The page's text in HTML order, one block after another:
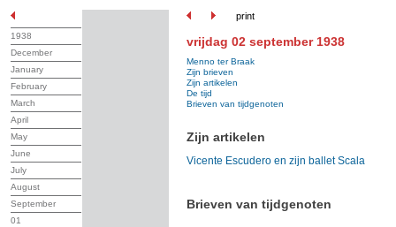
print
1938
December
January
February
March
April
May
June
July
August
September
01
vrijdag 02 september 1938
Menno ter Braak
Zijn brieven
Zijn artikelen
De tijd
Brieven van tijdgenoten
Zijn artikelen
Vicente Escudero en zijn ballet Scala
Brieven van tijdgenoten